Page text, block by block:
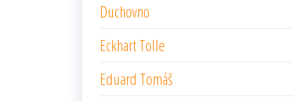
Duchovno
Eckhart Tolle
Eduard Tomáš